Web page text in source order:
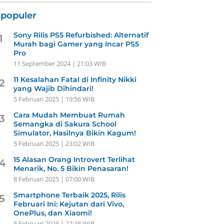
Sony Rilis PS5 Refurbished: Alternatif
Murah bagi Gamer yang Incar PS5
Pro
11 September 2024 | 21:03 WIB
11 Kesalahan Fatal di Infinity Nikki
yang Wajib Dihindari!
5 Februari 2025 | 19:56 WIB
Cara Mudah Membuat Rumah
Semangka di Sakura School
Simulator, Hasilnya Bikin Kagum!
5 Februari 2025 | 23:02 WIB
15 Alasan Orang Introvert Terlihat
Menarik, No. 5 Bikin Penasaran!
8 Februari 2025 | 07:00 WIB
Smartphone Terbaik 2025, Rilis
Februari Ini: Kejutan dari Vivo,
OnePlus, dan Xiaomi!